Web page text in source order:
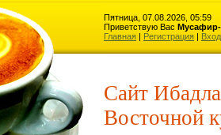
Пятница, 07.08.2026, 05:59
Приветствую Вас Мусафир-
Главная | Регистрация | Вход
Сайт
Восточной